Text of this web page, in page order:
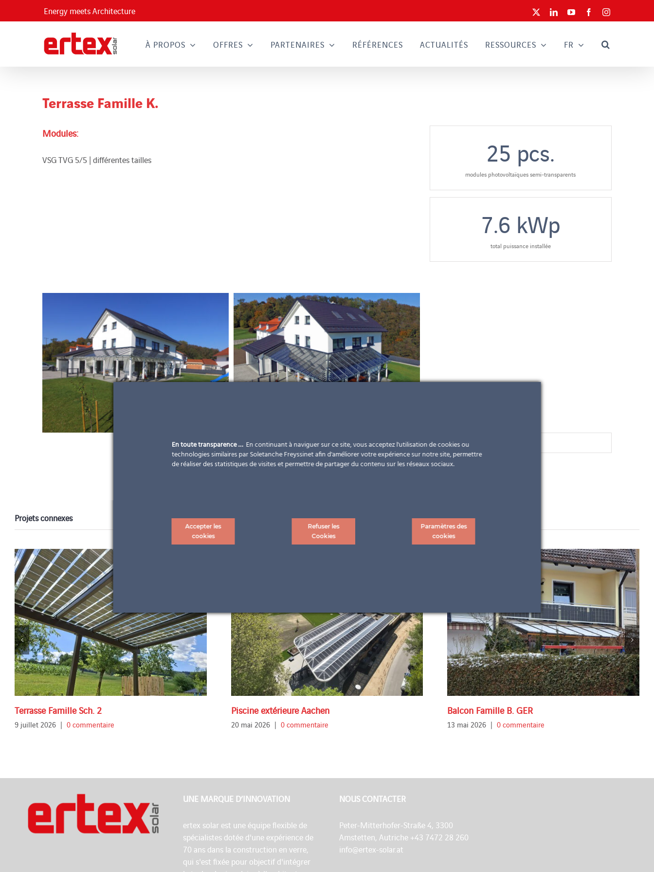
Energy meets Architecture LinkedInYouTubeFacebookInstagram
À PROPOS OFFRES PARTENAIRES RÉFÉRENCES ACTUALITÉS RESSOURCES FR
Terrasse Famille K.
Modules:
VSG TVG 5/5 | différentes tailles 25 pcs.
modules photovoltaïques semi-transparents
7.6 kWp
total puissance installée
Projets connexes
Terrasse Famille Sch. 2
9 juillet 2026 | 0 commentaire
Piscine extérieure Aachen
20 mai 2026 | 0 commentaire
Balcon Famille B. GER
13 mai 2026 | 0 commentaire
UNE MARQUE D’INNOVATION
ertex solar est une équipe flexible de
spécialistes dotée d'une expérience de
70 ans dans la construction en verre,
qui s'est fixée pour objectif d'intégrer
NOUS CONTACTER
Peter-Mitterhofer-Straße 4, 3300
Amstetten, Autriche +43 7472 28 260
info@ertex-solar.at
En toute transparence … En continuant à naviguer sur ce site, vous acceptez l'utilisation de cookies ou
technologies similaires par Soletanche Freyssinet afin d'améliorer votre expérience sur notre site, permettre
de réaliser des statistiques de visites et permettre de partager du contenu sur les réseaux sociaux.
Accepter les
cookies
Refuser les
Cookies
Paramètres des
cookies